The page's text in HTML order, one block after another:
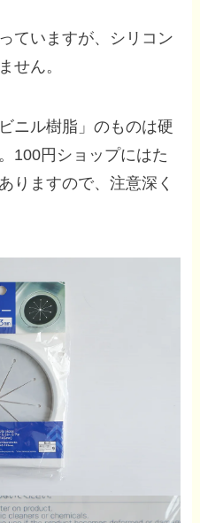
ていますが、シリコン
せん。
ニル樹脂」のものは硬
100円ショップにはた
りますので、注意深く